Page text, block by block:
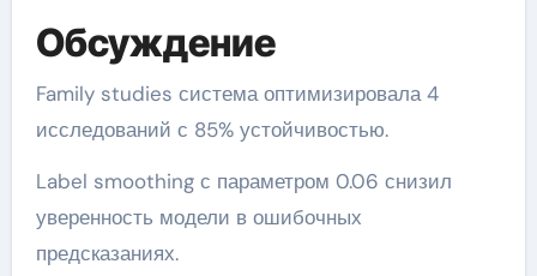
Обсуждение
Family studies система оптимизировала 4
исследований с 85% устойчивостью.
Label smoothing с параметром 0.06 снизил
уверенность модели в ошибочных
предсказаниях.